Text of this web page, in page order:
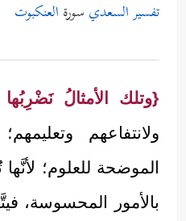
تفسير السعدي سورة العنكبوت
{وتلك الأمثالُ
ولانتفاعهم
الموضحة للعلوم؛
بالأمور المحسوسة،